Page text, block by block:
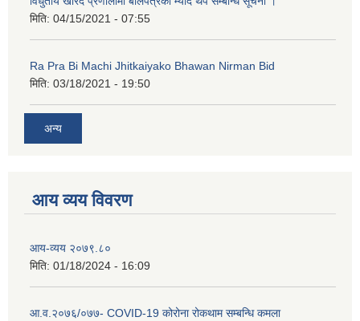
मिति: 04/15/2021 - 07:55
Ra Pra Bi Machi Jhitkaiyako Bhawan Nirman Bid
मिति: 03/18/2021 - 19:50
अन्य
आय व्यय विवरण
आय-व्यय २०७९.८०
मिति: 01/18/2024 - 16:09
आ.व.२०७६/०७७- COVID-19 कोरोना रोकथाम सम्बन्धि कमला